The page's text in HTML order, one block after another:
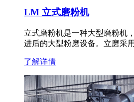
LM 立式磨粉机
立式磨粉机是一种大型磨粉机
进后的大型粉磨设备。立磨采
了解详情